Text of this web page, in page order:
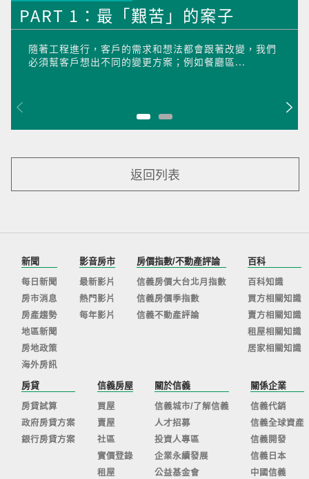
PART 1：最「艱苦」的案子
隨著工程進行，客戶的需求和想法都會跟著改變，我們
必須幫客戶想出不同的變更方案；例如餐廳區...
返回列表
新聞
每日新聞
房市消息
房產趨勢
地區新聞
房地政策
海外房訊
影音房市
最新影片
熱門影片
每年影片
房價指數/不動產評論
信義房價大台北月指數
信義房價季指數
信義不動產評論
百科
百科知識
買方相關知識
賣方相關知識
租屋相關知識
居家相關知識
房貸
房貸試算
政府房貸方案
銀行房貸方案
信義房屋
買屋
賣屋
社區
實價登錄
租屋
關於信義
信義城市/了解信義
人才招募
投資人專區
企業永續發展
公益基金會
關係企業
信義代銷
信義全球資產
信義開發
信義日本
中國信義